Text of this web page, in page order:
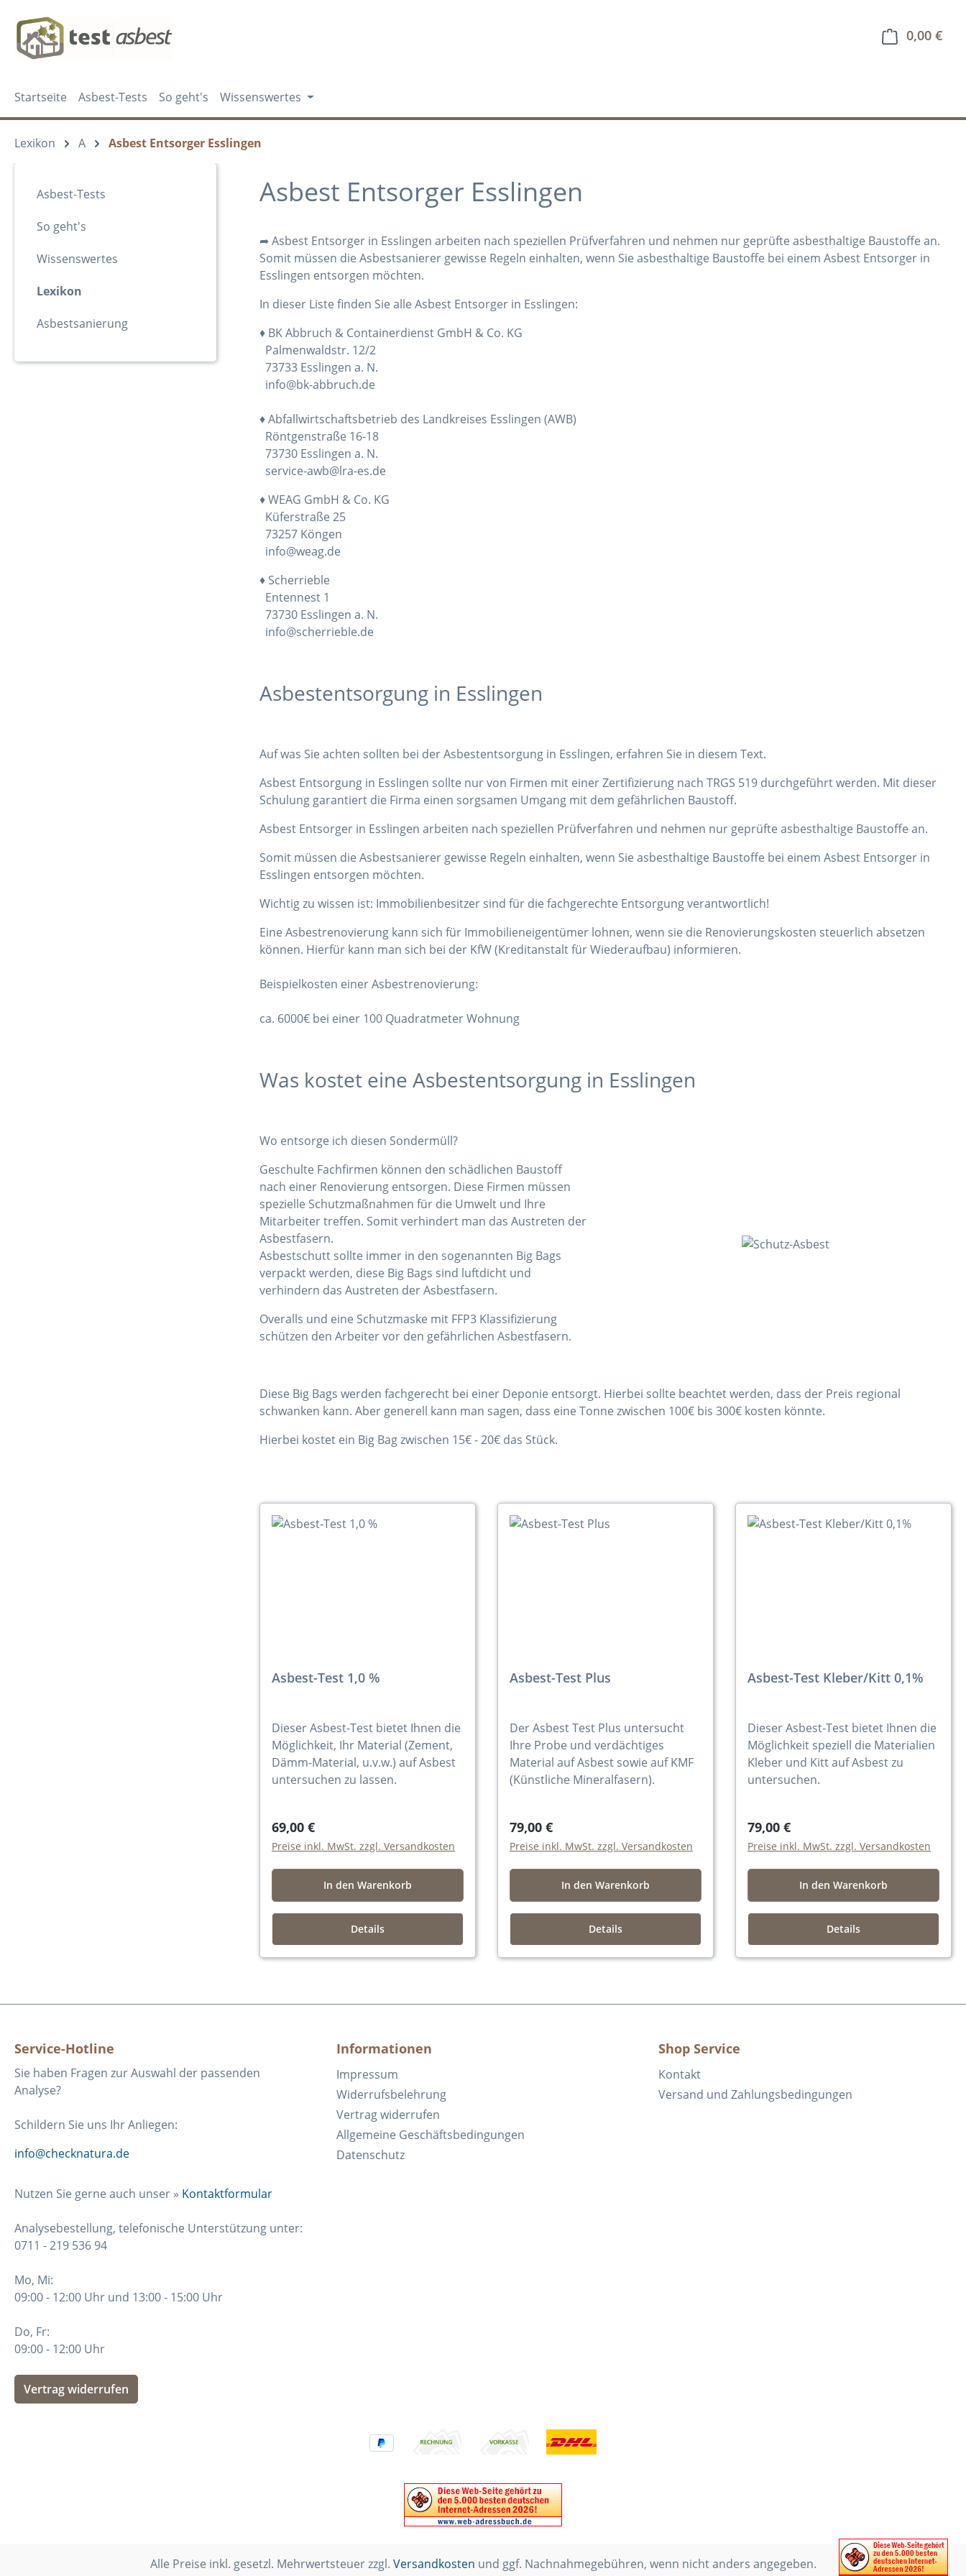
Hauptinhalt springen
Zur Suche springen
Zur Hauptnavigation springen
0,00 €
Startseite Asbest-Tests So geht's Wissenswertes
Lexikon A Asbest Entsorger Esslingen
Asbest-Tests
So geht's
Wissenswertes
Lexikon
Asbestsanierung
Asbest Entsorger Esslingen
➦ Asbest Entsorger in Esslingen arbeiten nach speziellen Prüfverfahren und nehmen nur geprüfte asbesthaltige Baustoffe an.
Somit müssen die Asbestsanierer gewisse Regeln einhalten, wenn Sie asbesthaltige Baustoffe bei einem Asbest Entsorger in
Esslingen entsorgen möchten.
In dieser Liste finden Sie alle Asbest Entsorger in Esslingen:
♦ BK Abbruch & Containerdienst GmbH & Co. KG
Palmenwaldstr. 12/2
73733 Esslingen a. N.
info@bk-abbruch.de
♦ Abfallwirtschaftsbetrieb des Landkreises Esslingen (AWB)
Röntgenstraße 16-18
73730 Esslingen a. N.
service-awb@lra-es.de
♦ WEAG GmbH & Co. KG
Küferstraße 25
73257 Köngen
info@weag.de
♦ Scherrieble
Entennest 1
73730 Esslingen a. N.
info@scherrieble.de
Asbestentsorgung in Esslingen
Auf was Sie achten sollten bei der Asbestentsorgung in Esslingen, erfahren Sie in diesem Text.
Asbest Entsorgung in Esslingen sollte nur von Firmen mit einer Zertifizierung nach TRGS 519 durchgeführt werden. Mit dieser
Schulung garantiert die Firma einen sorgsamen Umgang mit dem gefährlichen Baustoff.
Asbest Entsorger in Esslingen arbeiten nach speziellen Prüfverfahren und nehmen nur geprüfte asbesthaltige Baustoffe an.
Somit müssen die Asbestsanierer gewisse Regeln einhalten, wenn Sie asbesthaltige Baustoffe bei einem Asbest Entsorger in
Esslingen entsorgen möchten.
Wichtig zu wissen ist: Immobilienbesitzer sind für die fachgerechte Entsorgung verantwortlich!
Eine Asbestrenovierung kann sich für Immobilieneigentümer lohnen, wenn sie die Renovierungskosten steuerlich absetzen
können. Hierfür kann man sich bei der KfW (Kreditanstalt für Wiederaufbau) informieren.
Beispielkosten einer Asbestrenovierung:
ca. 6000€ bei einer 100 Quadratmeter Wohnung
Was kostet eine Asbestentsorgung in Esslingen
Wo entsorge ich diesen Sondermüll?
Geschulte Fachfirmen können den schädlichen Baustoff
nach einer Renovierung entsorgen. Diese Firmen müssen
spezielle Schutzmaßnahmen für die Umwelt und Ihre
Mitarbeiter treffen. Somit verhindert man das Austreten der
Asbestfasern.
Asbestschutt sollte immer in den sogenannten Big Bags
verpackt werden, diese Big Bags sind luftdicht und
verhindern das Austreten der Asbestfasern.
Overalls und eine Schutzmaske mit FFP3 Klassifizierung
schützen den Arbeiter vor den gefährlichen Asbestfasern.
Diese Big Bags werden fachgerecht bei einer Deponie entsorgt. Hierbei sollte beachtet werden, dass der Preis regional
schwanken kann. Aber generell kann man sagen, dass eine Tonne zwischen 100€ bis 300€ kosten könnte.
Hierbei kostet ein Big Bag zwischen 15€ - 20€ das Stück.
Asbest-Test 1,0 %
Dieser Asbest-Test bietet Ihnen die
Möglichkeit, Ihr Material (Zement,
Dämm-Material, u.v.w.) auf Asbest
untersuchen zu lassen.
69,00 €
Preise inkl. MwSt. zzgl. Versandkosten
In den Warenkorb
Details
Asbest-Test Plus
Der Asbest Test Plus untersucht
Ihre Probe und verdächtiges
Material auf Asbest sowie auf KMF
(Künstliche Mineralfasern).
79,00 €
Preise inkl. MwSt. zzgl. Versandkosten
In den Warenkorb
Details
Asbest-Test Kleber/Kitt 0,1%
Dieser Asbest-Test bietet Ihnen die
Möglichkeit speziell die Materialien
Kleber und Kitt auf Asbest zu
untersuchen.
79,00 €
Preise inkl. MwSt. zzgl. Versandkosten
In den Warenkorb
Details
Service-Hotline
Sie haben Fragen zur Auswahl der passenden
Analyse?
Schildern Sie uns Ihr Anliegen:
info@checknatura.de
Nutzen Sie gerne auch unser » Kontaktformular
Analysebestellung, telefonische Unterstützung unter:
0711 - 219 536 94
Mo, Mi:
09:00 - 12:00 Uhr und 13:00 - 15:00 Uhr
Do, Fr:
09:00 - 12:00 Uhr
Vertrag widerrufen
Informationen
Impressum
Widerrufsbelehrung
Vertrag widerrufen
Allgemeine Geschäftsbedingungen
Datenschutz
Shop Service
Kontakt
Versand und Zahlungsbedingungen
Alle Preise inkl. gesetzl. Mehrwertsteuer zzgl. Versandkosten und ggf. Nachnahmegebühren, wenn nicht anders angegeben.